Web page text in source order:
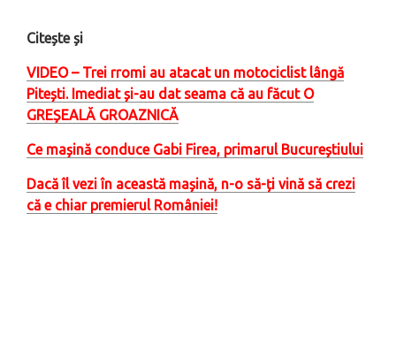
Citește și
VIDEO – Trei rromi au atacat un motociclist lângă
Pitești. Imediat și-au dat seama că au făcut O
GREȘEALĂ GROAZNICĂ
Ce mașină conduce Gabi Firea, primarul Bucureștiului
Dacă îl vezi în această mașină, n-o să-ți vină să crezi
că e chiar premierul României!